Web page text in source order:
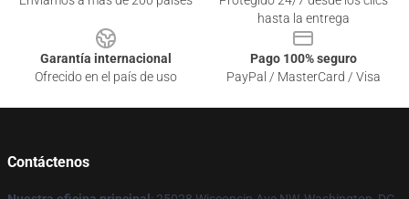
hasta la entrega
Garantía internacional
Ofrecido en el país de uso
Pago 100% seguro
PayPal / MasterCard / Visa
Contáctenos